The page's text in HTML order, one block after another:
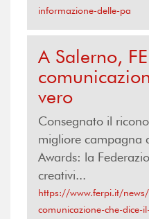
informazione-delle-pa
A Salerno,
vero
Consegnato il
migliore campagna
Awards: la
creativi...
https://www.ferpi.it/
comunicazione-che-dice-